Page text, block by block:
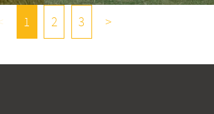
1 2 3 >